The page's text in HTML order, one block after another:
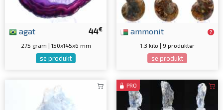
44€
agat
275 gram | 150x145x6 mm
se produkt
ammonit
1.3 kilo | 9 produkter
se produkt
PRO